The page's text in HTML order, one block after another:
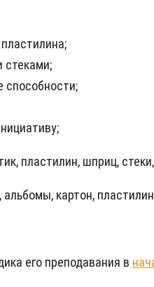
стеками;
способности;
пластилин, шприц,
картон,
его преподавания в